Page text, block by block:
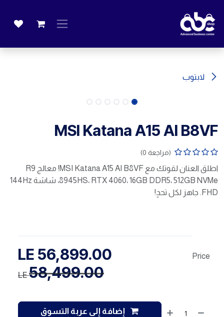
لابتوب
MSI Katana A15 AI B8VF
(مراجعة 0)
اطلق العنان لقوتك مع MSI Katana A15 AI B8VF! معالج R9
8945HS، RTX 4060، 16GB DDR5، 512GB NVMe، شاشة 144Hz
FHD. جاهز لكل تحدٍ!
إضافة إلى عربة التسوق
Price
56,899.00
58,499.00
LE